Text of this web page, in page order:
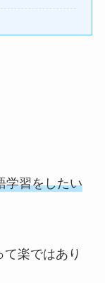
学習をしたい
楽ではあり